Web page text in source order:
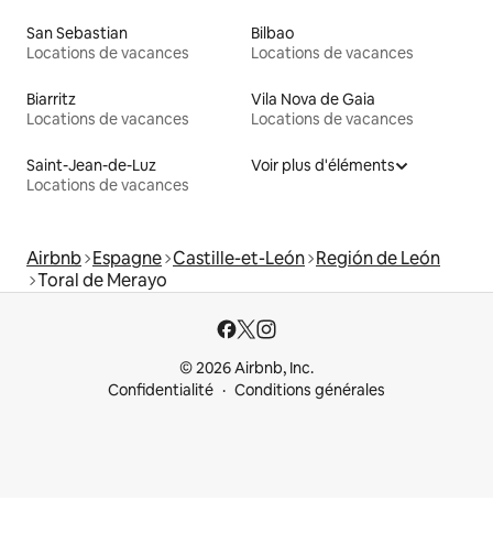
San Sebastian
Locations de vacances
Bilbao
Locations de vacances
Biarritz
Locations de vacances
Vila Nova de Gaia
Locations de vacances
Saint-Jean-de-Luz
Locations de vacances
Voir plus d'éléments
Airbnb Espagne Castille-et-León Región de León
Toral de Merayo
© 2026 Airbnb, Inc.
Confidentialité
Conditions générales